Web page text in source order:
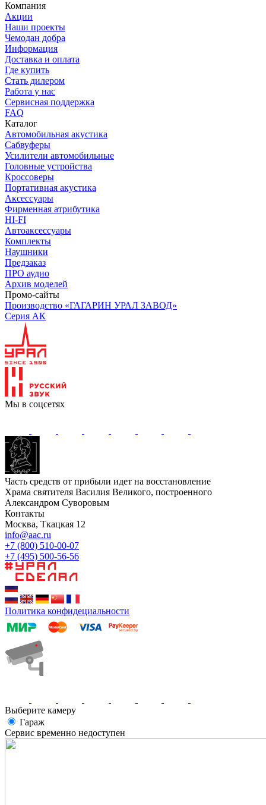
Компания
Акции
Наши проекты
Чемодан добра
Информация
Доставка и оплата
Где купить
Стать дилером
Работа у нас
Сервисная поддержка
FAQ
Каталог
Автомобильная акустика
Сабвуферы
Усилители автомобильные
Головные устройства
Кроссоверы
Портативная акустика
Аксессуары
Фирменная атрибутика
HI-FI
Автоаксессуары
Комплекты
Наушники
Предзаказ
ПРО аудио
Архив моделей
Промо-сайты
Производство «ГАГАРИН УРАЛ ЗАВОД»
Серия АК
Мы в соцсетях
Часть средств от прибыли идет на восстановление
Храма святителя Василия Великого, построенного
Александром Суворовым
Контакты
Москва, Ткацкая 12
info@aac.ru
+7 (800) 510-00-07
+7 (495) 500-56-56
Политика конфидециальности
Выберите камеру
Гараж
Сервис временно недоступен